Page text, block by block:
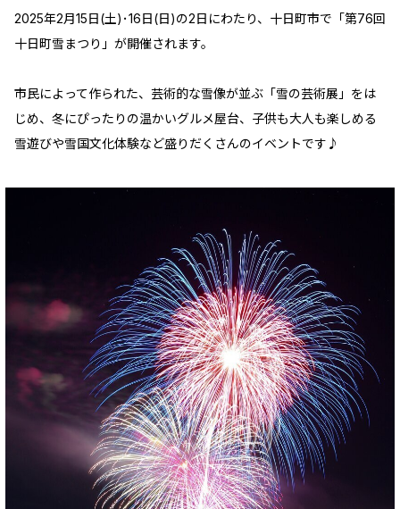
2025年2月15日(土)･16日(日)の2日にわたり、十日町市で「第76回
十日町雪まつり」が開催されます。
市民によって作られた、芸術的な雪像が並ぶ「雪の芸術展」をは
じめ、冬にぴったりの温かいグルメ屋台、子供も大人も楽しめる
雪遊びや雪国文化体験など盛りだくさんのイベントです♪